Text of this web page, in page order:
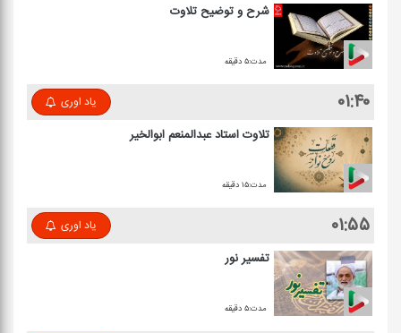
شرح و توضیح تلاوت
مدت:۵ دقیقه
۰۱:۴۰ یاد اوری
تلاوت استاد عبدالمنعم ابوالخیر
مدت:۱۵ دقیقه
۰۱:۵۵ یاد اوری
تفسیر نور
مدت:۵ دقیقه